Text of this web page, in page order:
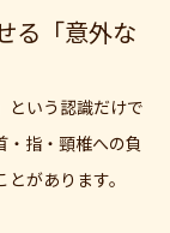
る「意外な
という認識だけで
・指・頸椎への負
があります。